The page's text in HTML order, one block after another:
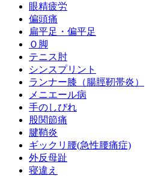
眼精疲労
偏頭痛
扁平足・偏平足
Ｏ脚
テニス肘
シンスプリント
ランナー膝（腸脛靭帯炎）
メニエール病
手のしびれ
股関節痛
腱鞘炎
ギックリ腰(急性腰痛症)
外反母趾
寝違え